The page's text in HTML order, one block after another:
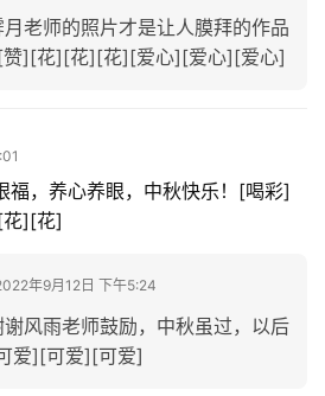
月老师的照片才是让人膜拜的作品
][花][花][花][爱心][爱心][爱心]
福，养心养眼，中秋快乐！[喝彩]
][花]
年9月12日 下午5:24
谢风雨老师鼓励，中秋虽过，以后
爱][可爱][可爱]